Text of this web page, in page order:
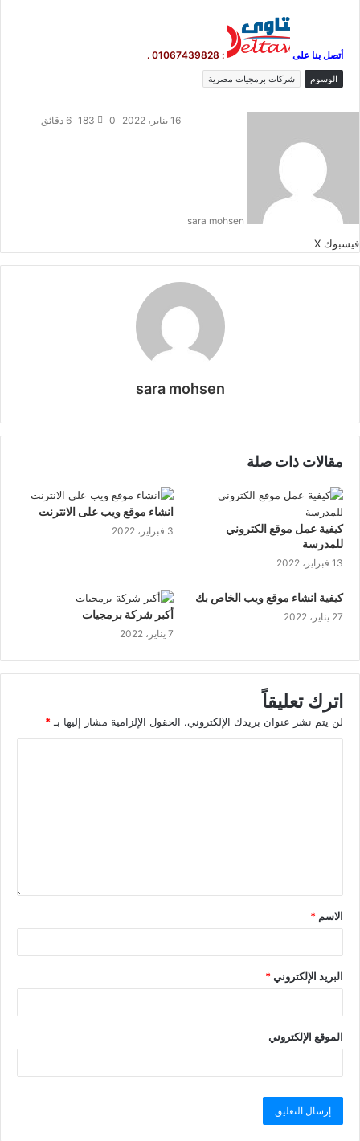
أتصل بنا على :
01067439828
.
الوسوم شركات برمجيات مصرية
sara mohsen
16 يناير، 2022 0
183 6 دقائق
فيسبوك ‫Xلينكدإن
بينتيريست
مشاركة
طباعة
sara mohsen
الويب
مقالات ذات صلة
كيفية عمل موقع الكتروني
للمدرسة
13 فبراير، 2022
انشاء موقع ويب على الانترنت
3 فبراير، 2022
كيفية انشاء موقع ويب الخاص بك
27 يناير، 2022 أكبر شركة برمجيات
7 يناير، 2022
اترك تعليقاً
لن يتم نشر عنوان بريدك الإلكتروني. الحقول الإلزامية مشار إليها بـ *
الاسم *
البريد الإلكتروني*
الموقع الإلكتروني